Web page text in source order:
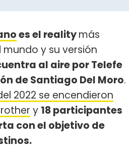
es el realitymás
mundo y su versión
al aire por Telefe
de Santiago Del Moro.
2022 se encendieron
y 18 participantes
con el objetivo de